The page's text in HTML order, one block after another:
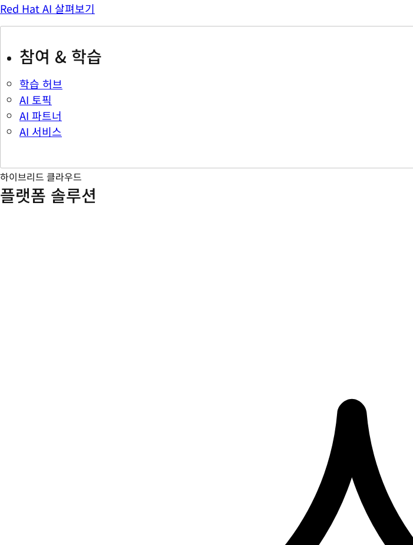
Red Hat AI 살펴보기
참여 & 학습
학습 허브
AI 토픽
AI 파트너
AI 서비스
하이브리드 클라우드
플랫폼 솔루션